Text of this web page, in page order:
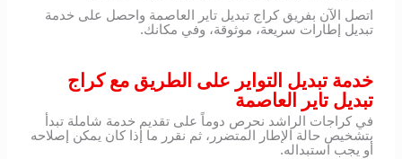
اتصل الآن بفريق كراج تبديل تاير العاصمة واحصل على خدمة
تبديل إطارات سريعة، موثوقة، وفي مكانك.
خدمة تبديل التواير على الطريق مع كراج
تبديل تاير العاصمة
في كراجات الراشد نحرص دوماً على تقديم خدمة شاملة تبدأ
بتشخيص حالة الإطار المتضرر، ثم نقرر ما إذا كان يمكن إصلاحه
أو يجب استبداله.